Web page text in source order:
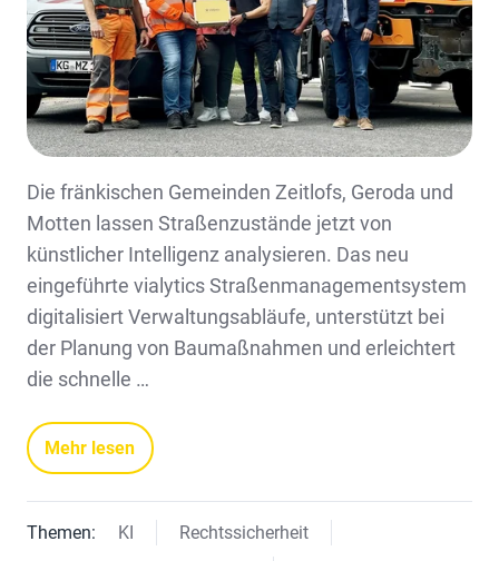
Die fränkischen Gemeinden Zeitlofs, Geroda und
Motten lassen Straßenzustände jetzt von
künstlicher Intelligenz analysieren. Das neu
eingeführte vialytics Straßenmanagementsystem
digitalisiert Verwaltungsabläufe, unterstützt bei
der Planung von Baumaßnahmen und erleichtert
die schnelle …
Mehr lesen
Themen: KI
Rechtssicherheit